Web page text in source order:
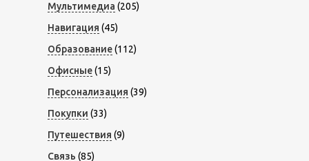
Мультимедиа (205)
Навигация (45)
Образование(112)
Офисные(15)
Персонализация (39)
Покупки (33)
Путешествия (9)
Связь (85)